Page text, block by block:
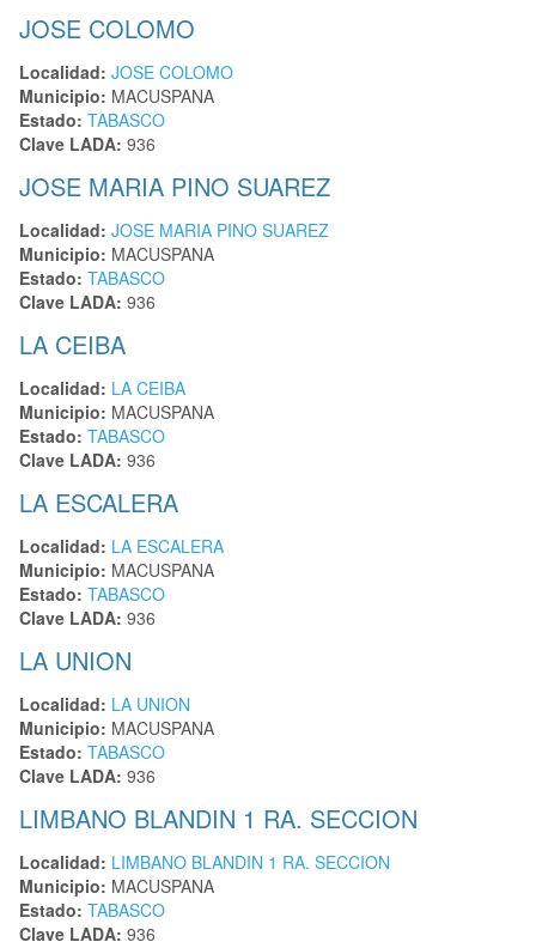
JOSE COLOMO
Localidad: JOSE COLOMO
Municipio: MACUSPANA
Estado: TABASCO
Clave LADA: 936
JOSE MARIA PINO SUAREZ
Localidad: JOSE MARIA PINO SUAREZ
Municipio: MACUSPANA
Estado: TABASCO
Clave LADA: 936
LA CEIBA
Localidad: LA CEIBA
Municipio: MACUSPANA
Estado: TABASCO
Clave LADA: 936
LA ESCALERA
Localidad: LA ESCALERA
Municipio: MACUSPANA
Estado: TABASCO
Clave LADA: 936
LA UNION
Localidad: LA UNION
Municipio: MACUSPANA
Estado: TABASCO
Clave LADA: 936
LIMBANO BLANDIN 1 RA. SECCION
Localidad: LIMBANO BLANDIN 1 RA. SECCION
Municipio: MACUSPANA
Estado: TABASCO
Clave LADA: 936